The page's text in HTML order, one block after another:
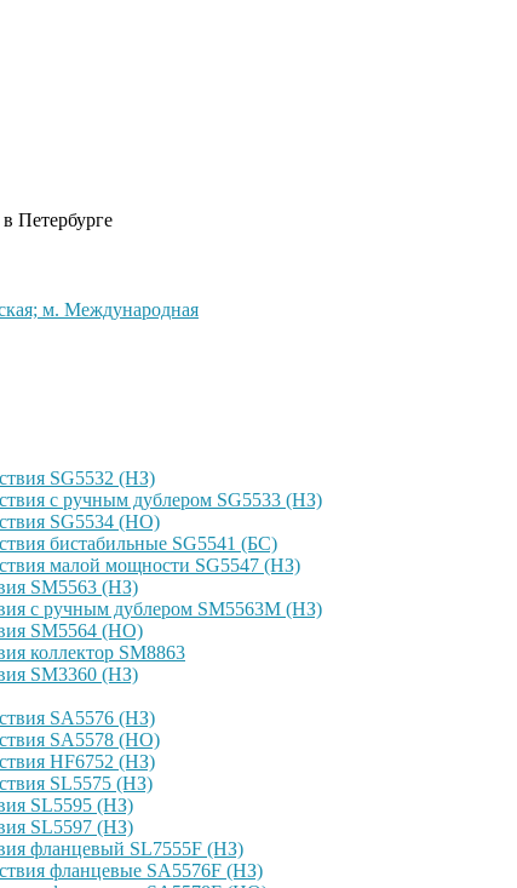
Петербурге
м. Международная
SG5532 (НЗ)
с ручным дублером SG5533 (НЗ)
SG5534 (НО)
бистабильные SG5541 (БС)
малой мощности SG5547 (НЗ)
SM5563 (НЗ)
с ручным дублером SM5563M (НЗ)
SM5564 (НО)
коллектор SM8863
SM3360 (НЗ)
SA5576 (НЗ)
SA5578 (НО)
HF6752 (НЗ)
SL5575 (НЗ)
SL5595 (НЗ)
SL5597 (НЗ)
фланцевый SL7555F (НЗ)
фланцевые SA5576F (НЗ)